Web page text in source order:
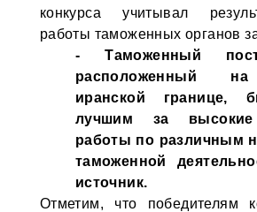
конкурса учитывал
работы таможенных органов
- Таможенный
расположенный
иранской границе,
лучшим за высокие
работы по различным
таможенной
источник.
Отметим, что победителям